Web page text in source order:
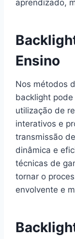
aprendizado,
Ensino
Nos métodos
backlight
utilização de
interativos e
transmissão
dinâmica e
técnicas de
tornar o
envolvente e